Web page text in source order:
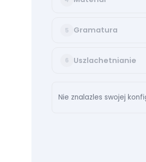
5 Gramatura
6 Uszlachetnianie
Nie znalazles swojej